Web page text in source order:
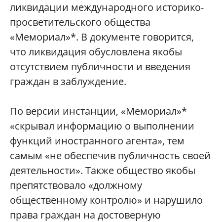
ликвидации международного историко-
просветительского общества
«Мемориал»*. В документе говорится,
что ликвидация обусловлена якобы
отсутствием публичности и введения
граждан в заблуждение.
По версии инстанции, «Мемориал»*
«скрывал информацию о выполнении
функций иностранного агента», тем
самым «не обеспечив публичность своей
деятельности». Также общество якобы
препятствовало «должному
общественному контролю» и нарушило
права граждан на достоверную